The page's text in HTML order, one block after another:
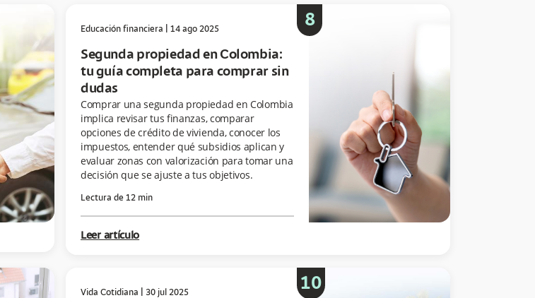
Educación financiera 14 ago 2025
Segunda propiedad en Colombia:
tu guía completa para comprar sin
dudas
Comprar una segunda propiedad en Colombia
implica revisar tus finanzas, comparar
opciones de crédito de vivienda, conocer los
impuestos, entender qué subsidios aplican y
evaluar zonas con valorización para tomar una
decisión que se ajuste a tus objetivos.
Lectura de 12 min
Leer artículo
8
Vida Cotidiana 30 jul 2025 10